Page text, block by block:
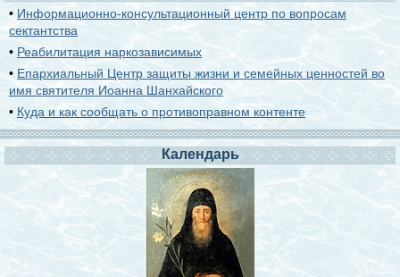
• Информационно-консультационный центр по вопросам
сектантства
• Реабилитация наркозависимых
• Епархиальный Центр защиты жизни и семейных ценностей во
имя святителя Иоанна Шанхайского
• Куда и как сообщать о противоправном контенте
Календарь